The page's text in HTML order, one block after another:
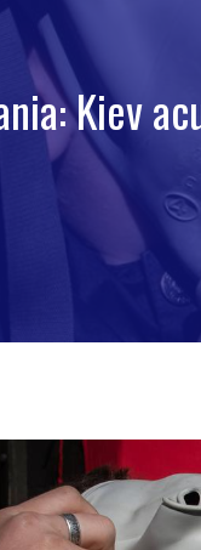
Kiev